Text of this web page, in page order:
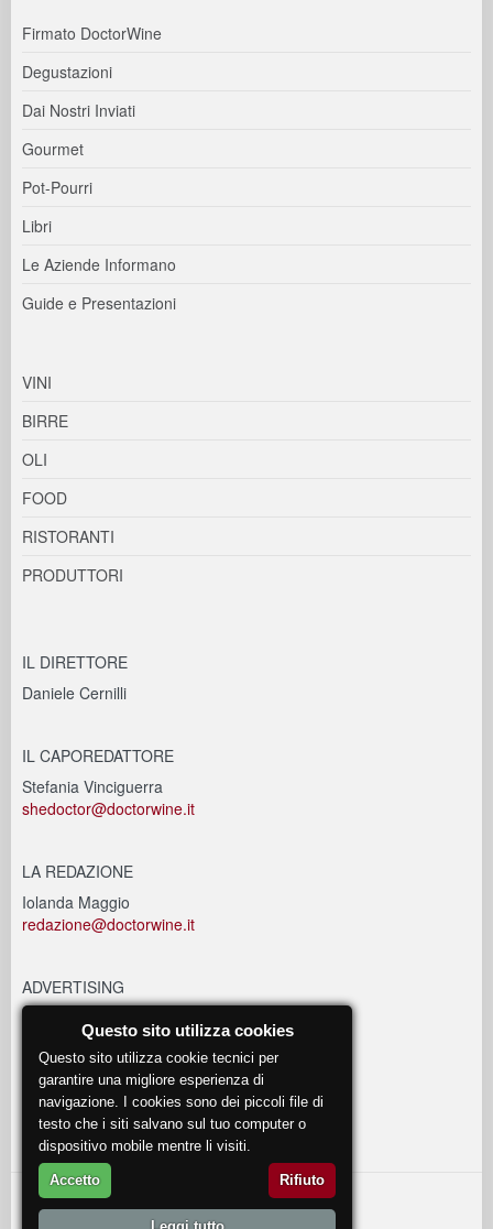
Firmato DoctorWine
Degustazioni
Dai Nostri Inviati
Gourmet
Pot-Pourri
Libri
Le Aziende Informano
Guide e Presentazioni
VINI
BIRRE
OLI
FOOD
RISTORANTI
PRODUTTORI
IL DIRETTORE
Daniele Cernilli
IL CAPOREDATTORE
Stefania Vinciguerra
shedoctor@doctorwine.it
LA REDAZIONE
Iolanda Maggio
redazione@doctorwine.it
ADVERTISING
EVENTI
eventi@doctorwine.it
© 2018DoctorWine.
Questo sito utilizza cookies
Questo sito utilizza cookie tecnici per
garantire una migliore esperienza di
navigazione. I cookies sono dei piccoli file di
testo che i siti salvano sul tuo computer o
dispositivo mobile mentre li visiti.
Accetto Rifiuto